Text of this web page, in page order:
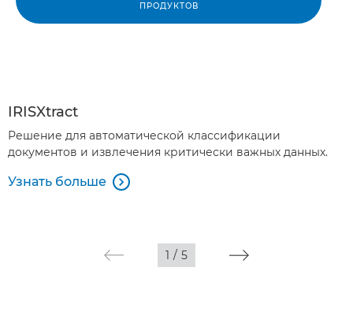
ПРОДУКТОВ
IRISXtract
Решение для автоматической классификации
документов и извлечения критически важных данных.
Узнать больше 
1 / 5